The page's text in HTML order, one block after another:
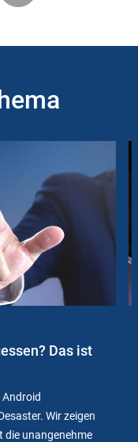
Das ist
Wir zeigen
die unangenehme